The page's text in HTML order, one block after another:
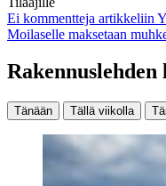
Ei kommentteja artikkeliin
Moilaselle maksetaan
Tänään Tällä viikolla